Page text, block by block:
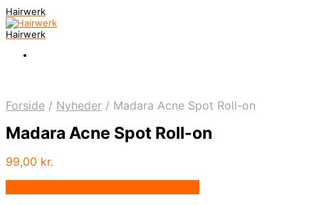
Hairwerk
Hairwerk
Forside / Nyheder / Madara Acne Spot Roll-on
Madara Acne Spot Roll-on
99,00 kr.